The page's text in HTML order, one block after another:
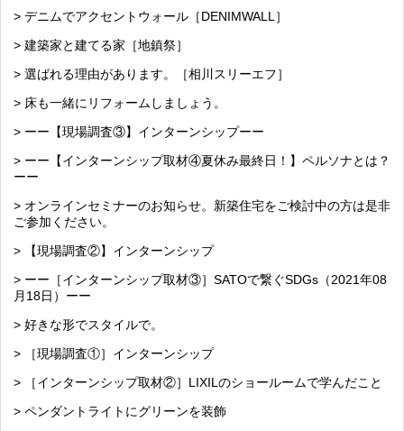
> デニムでアクセントウォール［DENIMWALL］
> 建築家と建てる家［地鎮祭］
> 選ばれる理由があります。［相川スリーエフ］
> 床も一緒にリフォームしましょう。
> ーー【現場調査③】インターンシップーー
> ーー【インターンシップ取材④夏休み最終日！】ペルソナとは？
ーー
> オンラインセミナーのお知らせ。新築住宅をご検討中の方は是非
ご参加ください。
> 【現場調査②】インターンシップ
> ーー［インターンシップ取材③］SATOで繋ぐSDGs（2021年08
月18日）ーー
> 好きな形でスタイルで。
> ［現場調査①］インターンシップ
> ［インターンシップ取材②］LIXILのショールームで学んだこと
> ペンダントライトにグリーンを装飾